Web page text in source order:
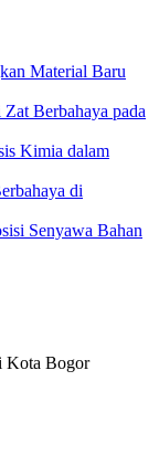
Material Baru
Berbahaya pada
Kimia dalam
di
Senyawa Bahan
Kota Bogor